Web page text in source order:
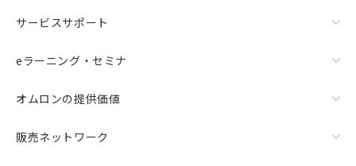
サービスサポート
eラーニング・セミナ
オムロンの提供価値
販売ネットワーク